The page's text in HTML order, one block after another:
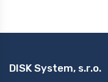
DISK System, s.r.o.